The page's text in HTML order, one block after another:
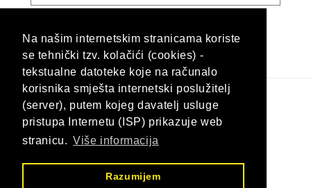
Na našim internetskim stranicama koriste
se tehnički tzv. kolačići (cookies) -
tekstualne datoteke koje na računalo
korisnika smješta internetski poslužitelj
(server), putem kojeg davatelj usluge
pristupa Internetu (ISP) prikazuje web
stranicu. Više informacija
Razumijem
FacebookInstagram
Jezik
Hrvatski (hrvatska)
Načini